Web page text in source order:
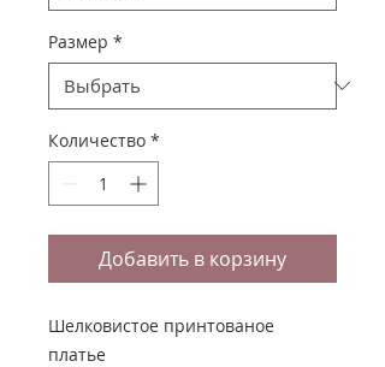
Размер *
Количество *
Добавить в корзину
Шелковистое принтованое
платье